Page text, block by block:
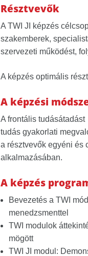
Résztvevők
A TWI JI képzés
szakemberek,
szervezeti működést,
A képzés optimális
A képzési
A frontális
tudás gyakorlati
a résztvevők egyéni és
alkalmazásában.
A képzés
Bevezetés a TWI
menedzsmenttel
TWI modulok
mögött
TWI JI modul: